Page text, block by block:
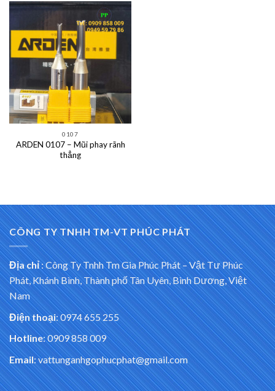
0107
ARDEN 0107 – Mũi phay rãnh
thẳng
CÔNG TY TNHH TM-VT PHÚC PHÁT
Địa chỉ:Công Ty Tnhh Tm Gia Phúc Phát – Vật Tư Phúc
Phát, Khánh Bình, Thành phố Tân Uyên, Bình Dương, Việt
Nam
Điện thoại: 0974 655 255
Hotline: 0909 858 009
Email: vattunganhgophucphat@gmail.com